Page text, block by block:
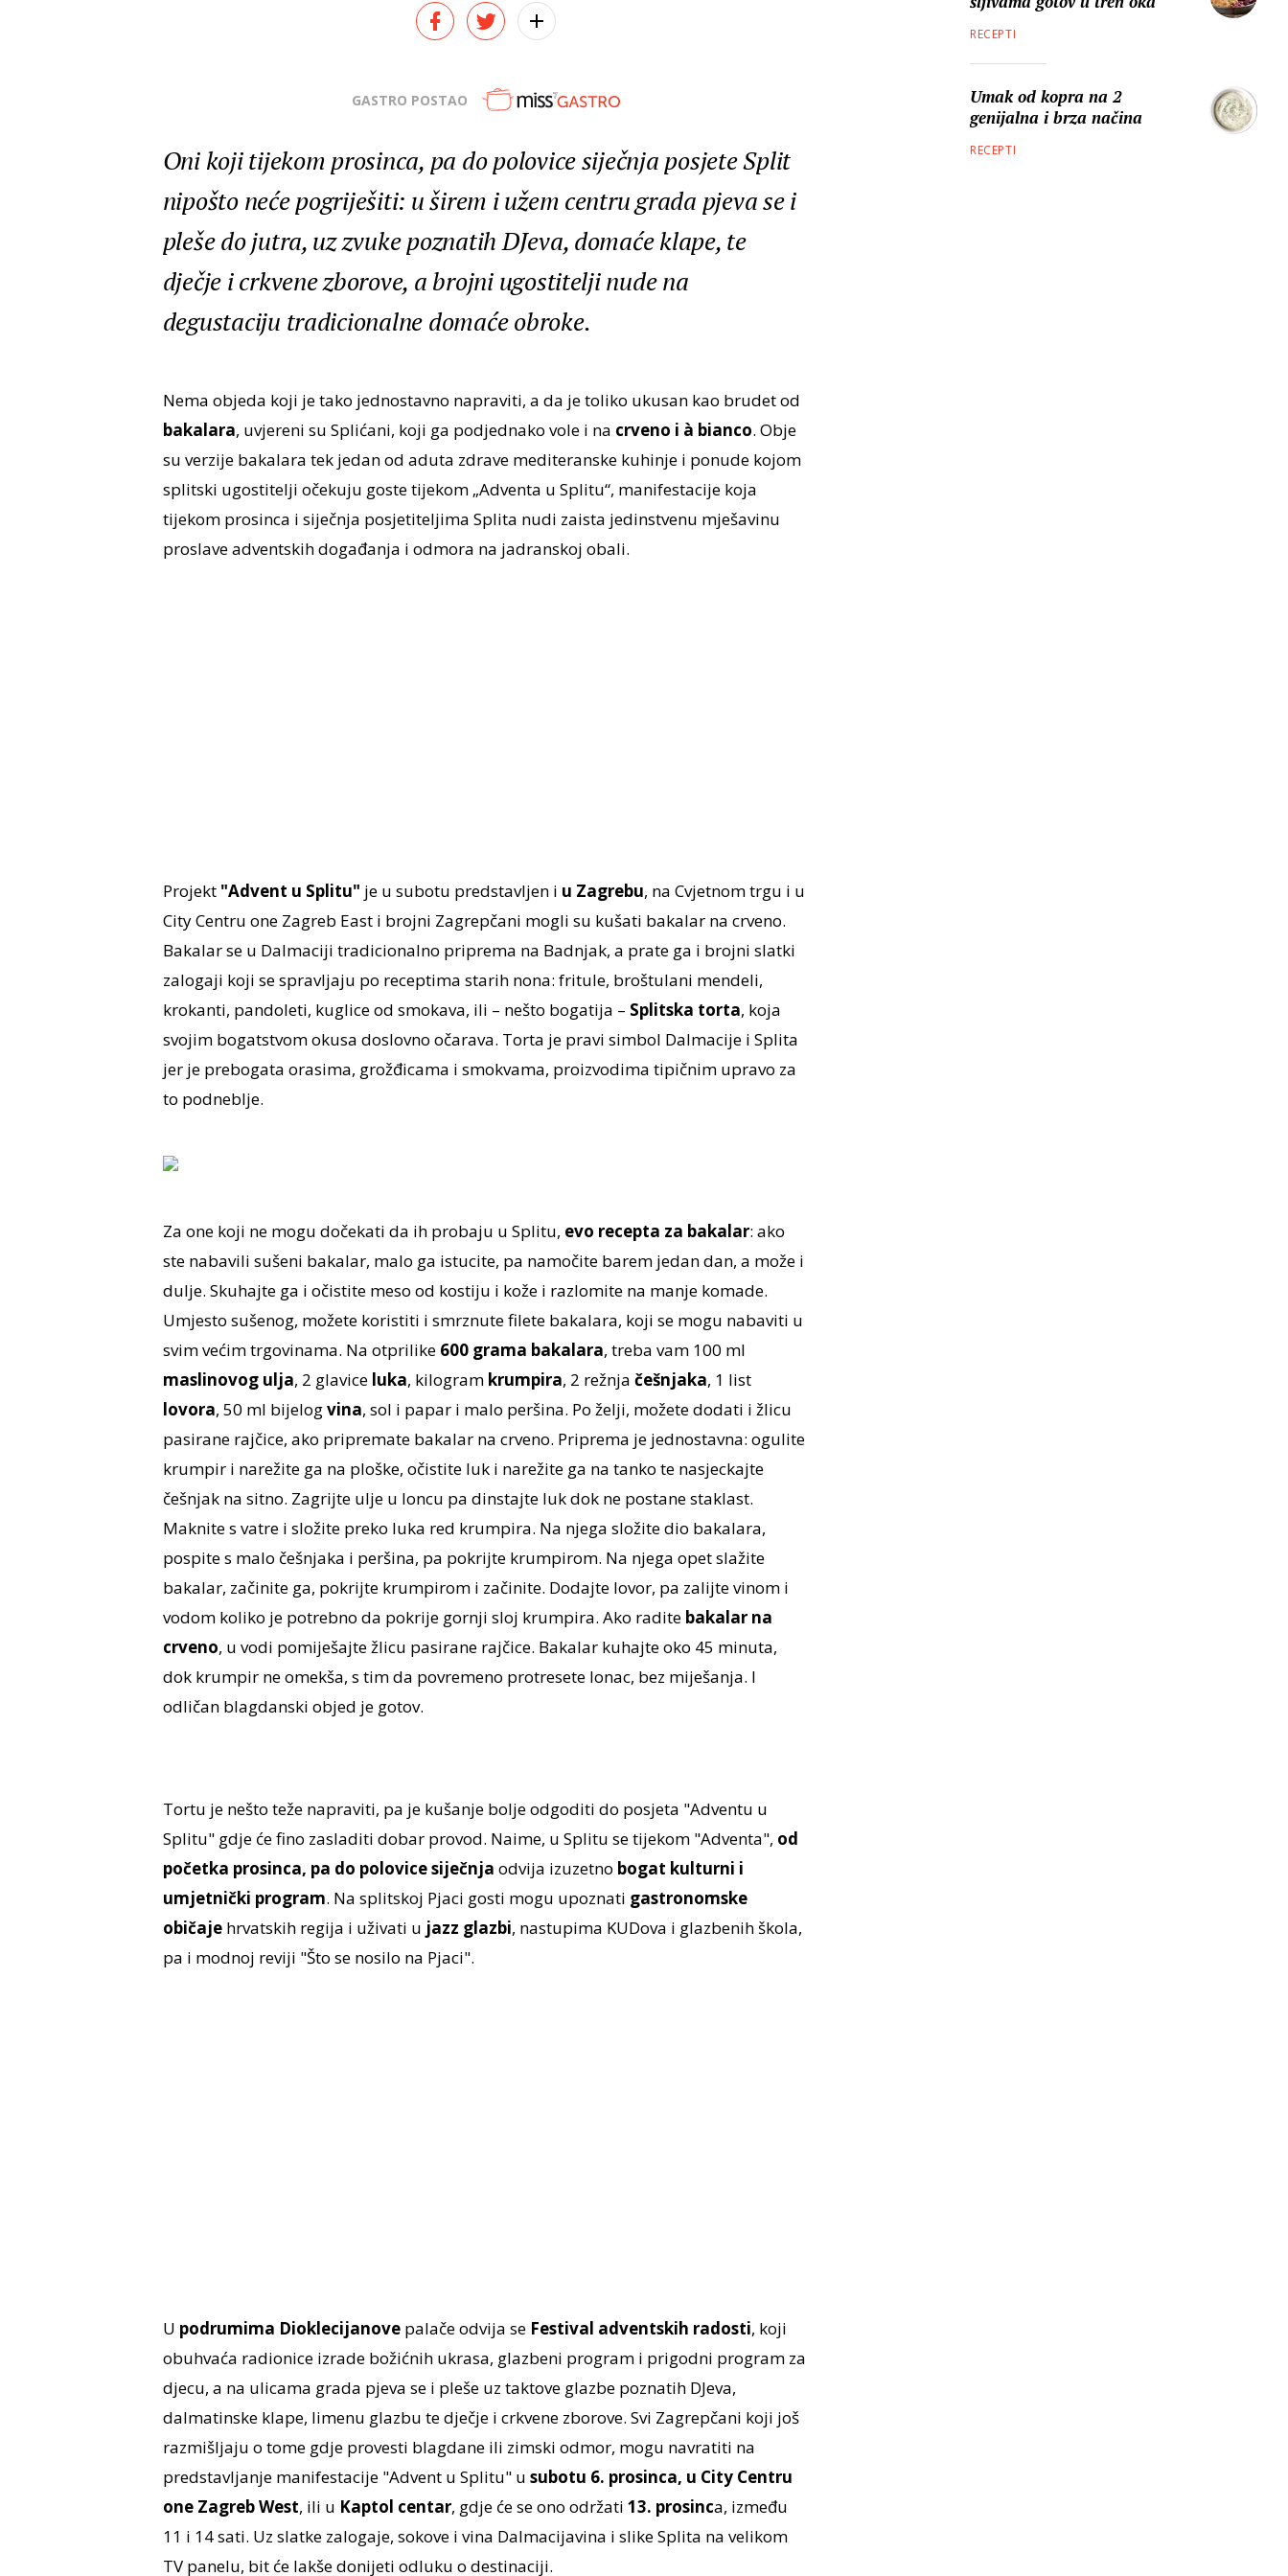
GASTRO POSTAO
Oni koji tijekom prosinca, pa do polovice siječnja posjete Split
nipošto neće pogriješiti: u širem i užem centru grada pjeva se i
pleše do jutra, uz zvuke poznatih DJ­eva, domaće klape, te
dječje i crkvene zborove, a brojni ugostitelji nude na
degustaciju tradicionalne domaće obroke.
Nema objeda koji je tako jednostavno napraviti, a da je toliko ukusan kao brudet od
bakalara, uvjereni su Splićani, koji ga podjednako vole i na crveno i à bianco. Obje
su verzije bakalara tek jedan od aduta zdrave mediteranske kuhinje i ponude kojom
splitski ugostitelji očekuju goste tijekom „Adventa u Splitu“, manifestacije koja
tijekom prosinca i siječnja posjetiteljima Splita nudi zaista jedinstvenu mješavinu
proslave adventskih događanja i odmora na jadranskoj obali.
Projekt "Advent u Splitu" je u subotu predstavljen i u Zagrebu, na Cvjetnom trgu i u
City Centru one Zagreb East i brojni Zagrepčani mogli su kušati bakalar na crveno.
Bakalar se u Dalmaciji tradicionalno priprema na Badnjak, a prate ga i brojni slatki
zalogaji koji se spravljaju po receptima starih nona: fritule, broštulani mendeli,
krokanti, pandoleti, kuglice od smokava, ili – nešto bogatija – Splitska torta, koja
svojim bogatstvom okusa doslovno očarava. Torta je pravi simbol Dalmacije i Splita
jer je prebogata orasima, grožđicama i smokvama, proizvodima tipičnim upravo za
to podneblje.
Za one koji ne mogu dočekati da ih probaju u Splitu, evo recepta za bakalar: ako
ste nabavili sušeni bakalar, malo ga istucite, pa namočite barem jedan dan, a može i
dulje. Skuhajte ga i očistite meso od kostiju i kože i razlomite na manje komade.
Umjesto sušenog, možete koristiti i smrznute filete bakalara, koji se mogu nabaviti u
svim većim trgovinama. Na otprilike 600 grama bakalara, treba vam 100 ml
maslinovog ulja, 2 glavice luka, kilogram krumpira, 2 režnja češnjaka, 1 list
lovora, 50 ml bijelogvina, sol i papar i malo peršina. Po želji, možete dodati i žlicu
pasirane rajčice, ako pripremate bakalar na crveno. Priprema je jednostavna: ogulite
krumpir i narežite ga na ploške, očistite luk i narežite ga na tanko te nasjeckajte
češnjak na sitno. Zagrijte ulje u loncu pa dinstajte luk dok ne postane staklast.
Maknite s vatre i složite preko luka red krumpira. Na njega složite dio bakalara,
pospite s malo češnjaka i peršina, pa pokrijte krumpirom. Na njega opet slažite
bakalar, začinite ga, pokrijte krumpirom i začinite. Dodajte lovor, pa zalijte vinom i
vodom koliko je potrebno da pokrije gornji sloj krumpira. Ako radite bakalar na
crveno, u vodi pomiješajte žlicu pasirane rajčice. Bakalar kuhajte oko 45 minuta,
dok krumpir ne omekša, s tim da povremeno protresete lonac, bez miješanja. I
odličan blagdanski objed je gotov.
Tortu je nešto teže napraviti, pa je kušanje bolje odgoditi do posjeta "Adventu u
Splitu" gdje će fino zasladiti dobar provod. Naime, u Splitu se tijekom "Adventa", od
početka prosinca, pa do polovice siječnja odvija izuzetno bogat kulturni i
umjetnički program. Na splitskoj Pjaci gosti mogu upoznati gastronomske
običajehrvatskih regija i uživati u jazz glazbi, nastupima KUD­ova i glazbenih škola,
pa i modnoj reviji "Što se nosilo na Pjaci".
U podrumima Dioklecijanovepalače odvija se Festival adventskih radosti, koji
obuhvaća radionice izrade božićnih ukrasa, glazbeni program i prigodni program za
djecu, a na ulicama grada pjeva se i pleše uz taktove glazbe poznatih DJ­eva,
dalmatinske klape, limenu glazbu te dječje i crkvene zborove. Svi Zagrepčani koji još
razmišljaju o tome gdje provesti blagdane ili zimski odmor, mogu navratiti na
predstavljanje manifestacije "Advent u Splitu" u subotu 6. prosinca, u City Centru
one Zagreb West, ili u Kaptol centar, gdje će se ono održati 13. prosinca, između
11 i 14 sati. Uz slatke zalogaje, sokove i vina Dalmacijavina i slike Splita na velikom
TV panelu, bit će lakše donijeti odluku o destinaciji.
RECEPTI
Umak od kopra na 2
genijalna i brza načina
RECEPTI